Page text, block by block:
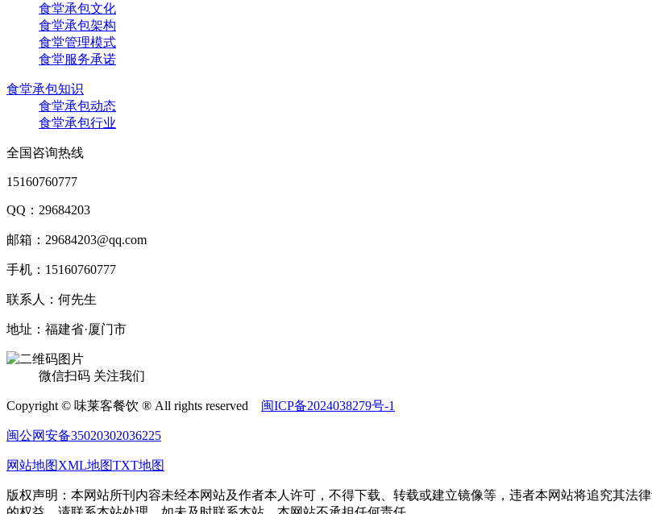
食堂承包文化
食堂承包架构
食堂管理模式
食堂服务承诺
食堂承包知识
食堂承包动态
食堂承包行业
全国咨询热线
15160760777
QQ：29684203
邮箱：29684203@qq.com
手机：15160760777
联系人：何先生
地址：福建省·厦门市
微信扫码 关注我们
Copyright © 味莱客餐饮 ® All rights reserved 闽ICP备2024038279号-1
闽公网安备35020302036225
网站地图XML地图TXT地图
版权声明：本网站所刊内容未经本网站及作者本人许可，不得下载、转载或建立镜像等，违者本网站将追究其法